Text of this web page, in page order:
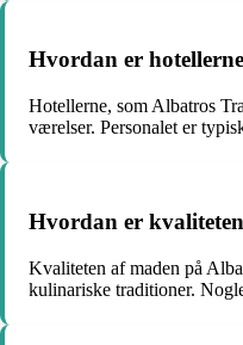
Hvordan er
Hotellerne, som Albatros
værelser. Personalet er
Hvordan er
Kvaliteten af maden på
kulinariske traditioner.